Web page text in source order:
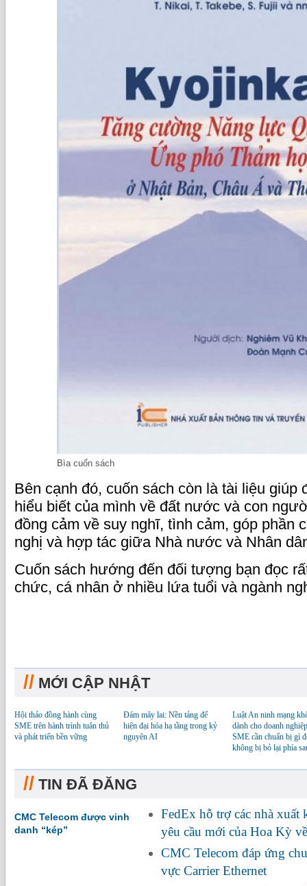
Bìa cuốn sách
Bên cạnh đó, cuốn sách còn là tài liệu giúp
hiểu biết của mình về đất nước và con
đồng cảm về suy nghĩ, tình cảm, góp phần
nghị và hợp tác giữa Nhà nước và Nhân
Cuốn sách hướng đến đối tượng bạn đọc
chức, cá nhân ở nhiều lứa tuổi và ngành
// MỚI CẬP NHẬT
Hội thảo đồng hành cùng
SME trên hành trình tuân thủ
và phát triển bền vững
Đám mây lai: Nền tảng để
hiện đại hóa hạ tầng trong kỷ
nguyên AI
Luật An ninh mạng
dành cho doanh
SME cần chuẩn bị gì
không bị bỏ lại phía
// TIN ĐÃ ĐĂNG
CMC Telecom được vinh
danh “kép”
FedEx hỗ trợ các nhà xuất
yêu cầu mới của Hoa Kỳ
CMC Telecom đáp ứng
vực Carrier Ethernet